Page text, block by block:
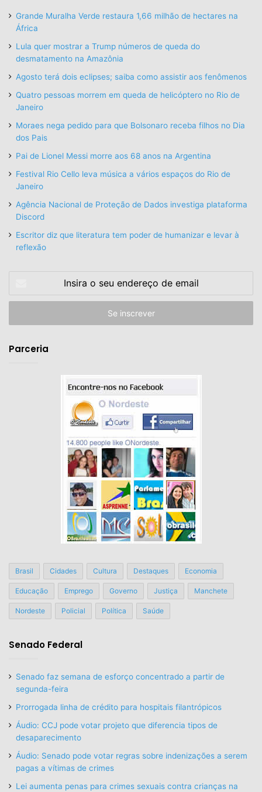
Grande Muralha Verde restaura 1,66 milhão de hectares na
África
Lula quer mostrar a Trump números de queda do
desmatamento na Amazônia
Agosto terá dois eclipses; saiba como assistir aos fenômenos
Quatro pessoas morrem em queda de helicóptero no Rio de
Janeiro
Moraes nega pedido para que Bolsonaro receba filhos no Dia
dos Pais
Pai de Lionel Messi morre aos 68 anos na Argentina
Festival Rio Cello leva música a vários espaços do Rio de
Janeiro
Agência Nacional de Proteção de Dados investiga plataforma
Discord
Escritor diz que literatura tem poder de humanizar e levar à
reflexão
seu
de
Parceria
Brasil Cidades Cultura Destaques Economia
Educação Emprego Governo Justiça Manchete
Nordeste Policial Política Saúde
Senado Federal
Senado faz semana de esforço concentrado a partir de
segunda-feira
Prorrogada linha de crédito para hospitais filantrópicos
Áudio: CCJ pode votar projeto que diferencia tipos de
desaparecimento
Áudio: Senado pode votar regras sobre indenizações a serem
pagas a vítimas de crimes
Lei aumenta penas para crimes sexuais contra crianças na